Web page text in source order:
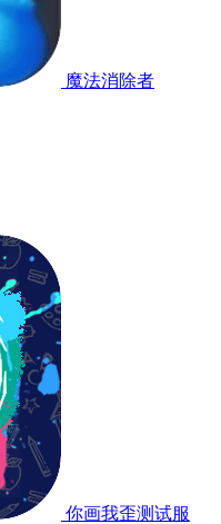
魔法消除者
你画我歪测试服